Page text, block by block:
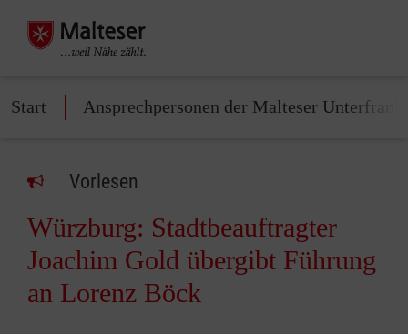
Start Ansprechpersonen der Malteser
Vorlesen
Würzburg: Stadtbeauftragter
Joachim Gold übergibt Führung
an Lorenz Böck